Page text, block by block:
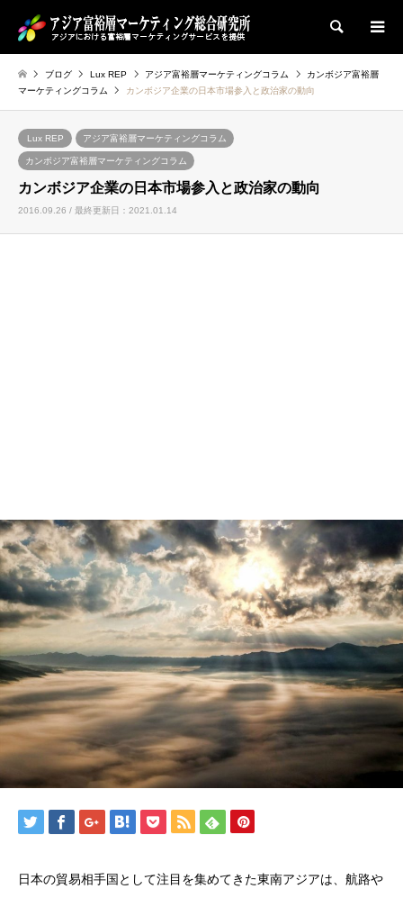
検索
ブログ Lux REP アジア富裕層マーケティングコラム
カンボジア富裕層
マーケティングコラム
カンボジア企業の日本市場参入と政治家の動向
Lux REP アジア富裕層マーケティングコラム
カンボジア富裕層マーケティングコラム
カンボジア企業の日本市場参入と政治家の動向
2016.09.26 / 最終更新日：2021.01.14
日本の貿易相手国として注目を集めてきた東南アジアは、航路や